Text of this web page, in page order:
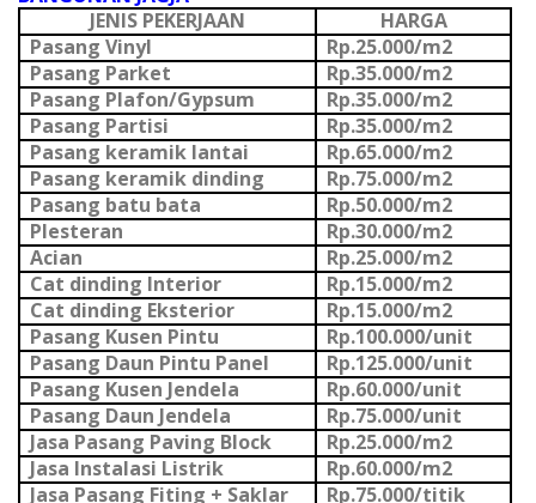
JENIS PEKERJAAN
HARGA
Pasang Vinyl
Rp.25.000/m2
Pasang Parket
Rp.35.000/m2
Pasang Plafon/Gypsum
Rp.35.000/m2
Pasang Partisi
Rp.35.000/m2
Pasang keramik lantai
Rp.65.000/m2
Pasang keramik dinding
Rp.75.000/m2
Pasang batu bata
Rp.50.000/m2
Plesteran
Rp.30.000/m2
Acian
Rp.25.000/m2
Cat dinding Interior
Rp.15.000/m2
Cat dinding Eksterior
Rp.15.000/m2
Pasang Kusen Pintu
Rp.100.000/unit
Pasang Daun Pintu Panel
Rp.125.000/unit
Pasang Kusen Jendela
Rp.60.000/unit
Pasang Daun Jendela
Rp.75.000/unit
Jasa Pasang Paving Block
Rp.25.000/m2
Jasa Instalasi Listrik
Rp.60.000/m2
Jasa Pasang Fiting + Saklar
Rp.75.000/titik